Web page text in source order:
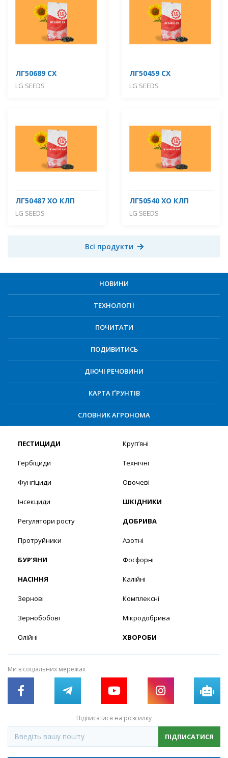
ЛГ50689 СХ
LG SEEDS
ЛГ50459 СХ
LG SEEDS
ЛГ50487 ХО КЛП
LG SEEDS
ЛГ50540 ХО КЛП
LG SEEDS
Всі продукти
НОВИНИ
ТЕХНОЛОГІЇ
ПОЧИТАТИ
ПОДИВИТИСЬ
ДІЮЧІ РЕЧОВИНИ
КАРТА ҐРУНТІВ
СЛОВНИК АГРОНОМА
ПЕСТИЦИДИ
Гербіциди
Фунгіциди
Інсекциди
Регулятори росту
Протруйники
БУР’ЯНИ
НАСІННЯ
Зернові
Зернобобові
Олійні
Круп’яні
Технічні
Овочеві
ШКІДНИКИ
ДОБРИВА
Азотні
Фосфорні
Калійні
Комплексні
Мікродобрива
ХВОРОБИ
Ми в соціальних мережах
Підписатися на розсилку
ПІДПИСАТИСЯ